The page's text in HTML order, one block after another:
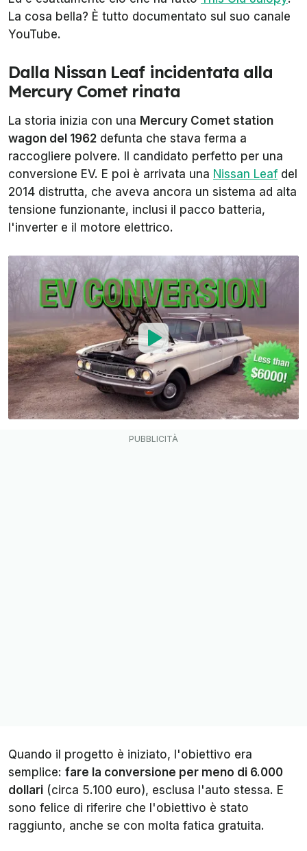
La cosa bella? È tutto documentato sul suo canale
YouTube.
Dalla Nissan Leaf incidentata alla
Mercury Comet rinata
La storia inizia con una Mercury Comet station
wagon del 1962 defunta che stava ferma a
raccogliere polvere. Il candidato perfetto per una
conversione EV. E poi è arrivata una Nissan Leaf del
2014 distrutta, che aveva ancora un sistema ad alta
tensione funzionante, inclusi il pacco batteria,
l'inverter e il motore elettrico.
Quando il progetto è iniziato, l'obiettivo era
semplice: fare la conversione per meno di 6.000
dollari (circa 5.100 euro), esclusa l'auto stessa. E
sono felice di riferire che l'obiettivo è stato
raggiunto, anche se con molta fatica gratuita.